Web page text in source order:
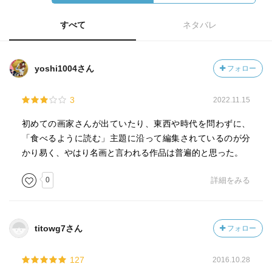
すべて ネタバレ
yoshi1004さん フォロー
3 2022.11.15
初めての画家さんが出ていたり、東西や時代を問わずに、
「食べるように読む」主題に沿って編集されているのが分
かり易く、やはり名画と言われる作品は普遍的と思った。
0 詳細をみる
titowg7さん フォロー
127 2016.10.28